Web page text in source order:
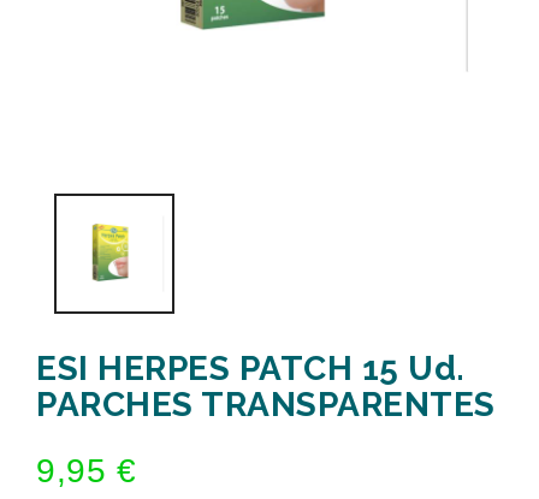
ESI HERPES PATCH 15 Ud.
PARCHES TRANSPARENTES
9,95 €